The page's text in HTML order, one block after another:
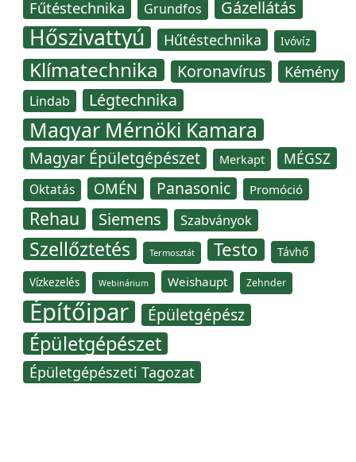
Fűtéstechnika Grundfos Gázellátás
Hőszivattyú Hűtéstechnika Ivóvíz
Klímatechnika Koronavírus Kémény
Lindab Légtechnika
Magyar Mérnöki Kamara
Magyar Épületgépészet Merkapt MÉGSZ
Oktatás OMÉN Panasonic Promóció
Rehau Siemens Szabványok
Szellőztetés Termosztát Testo Távhő
Vízkezelés Webinárium Weishaupt Zehnder
Építőipar Épületgépész
Épületgépészet
Épületgépészeti Tagozat